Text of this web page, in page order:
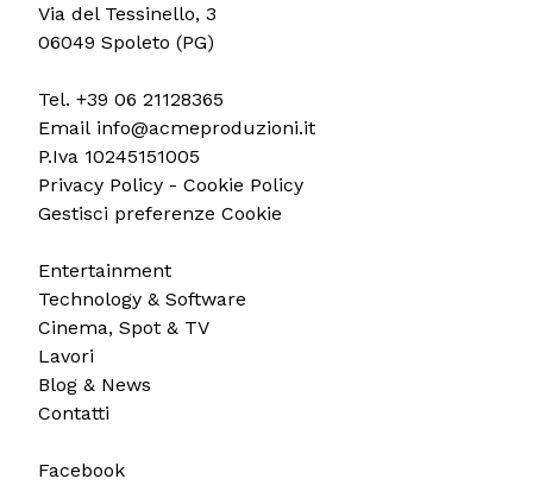
Via del Tessinello, 3
06049 Spoleto (PG)
Tel. +39 06 21128365
Email info@acmeproduzioni.it
P.Iva 10245151005
Privacy Policy - Cookie Policy
Gestisci preferenze Cookie
Entertainment
Technology & Software
Cinema, Spot & TV
Lavori
Blog & News
Contatti
Facebook